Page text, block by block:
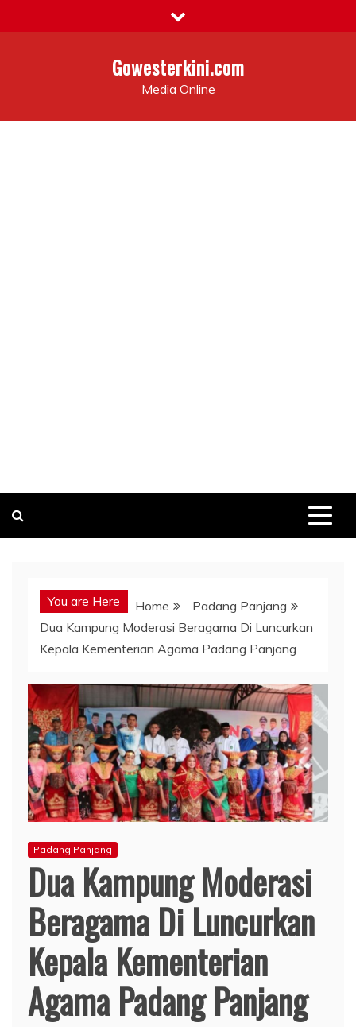
to
Gowesterkini.com
Media Online
You are Here Home
Padang Panjang
Dua Kampung Moderasi Beragama Di Luncurkan
Kepala Kementerian Agama Padang Panjang
Padang Panjang
Dua Kampung Moderasi
Beragama Di Luncurkan
Kepala Kementerian
Agama Padang Panjang